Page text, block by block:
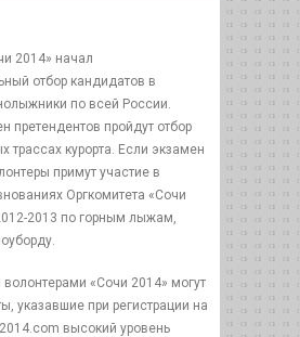
2014» начал
отбор кандидатов в
по всей России.
претендентов пройдут отбор
трассах курорта. Если экзамен
примут участие в
Оргкомитета «Сочи
2013 по горным лыжам,
«Сочи 2014» могут
указавшие при регистрации на
высокий уровень